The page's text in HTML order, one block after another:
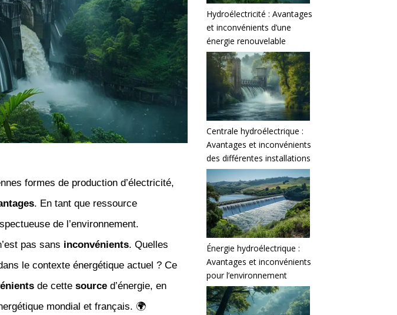
formes de production d’électricité,
. En tant que ressource
de l’environnement.
pas sans inconvénients. Quelles
le contexte énergétique actuel ? Ce
de cette sourced’énergie, en
mondial et français. 🌍
Hydroélectricité : Avantages
et inconvénients d’une
énergie renouvelable
Centrale hydroélectrique :
Avantages et inconvénients
des différentes installations
Énergie hydroélectrique :
Avantages et inconvénients
pour l’environnement